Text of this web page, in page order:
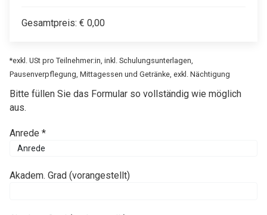
Gesamtpreis: € 0,00
*exkl. USt pro Teilnehmer:in, inkl. Schulungsunterlagen,
Pausenverpflegung, Mittagessen und Getränke, exkl. Nächtigung
Bitte füllen Sie das Formular so vollständig wie möglich
aus.
Anrede *
Akadem. Grad (vorangestellt)